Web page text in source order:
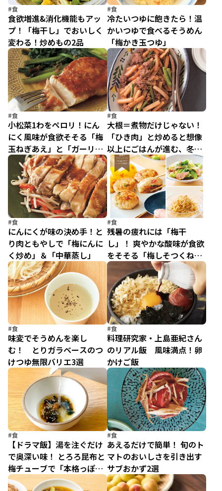
#食
食欲増進&消化機能もアッ
プ！「梅干し」でおいしく
変わる！炒めもの2品
#食
冷たいつゆに飽きたら！温
かいつゆで食べるそうめん
「梅かき玉つゆ」
#食
小松菜1わをペロリ！にん
にく風味が食欲そそる「梅
玉ねぎあえ」と「ガーリッ
クソテー」
#食
大根＝煮物だけじゃない！
「ひき肉」と炒めると想像
以上にごはんが進む、冬の
大根絶品レシピ2選
#食
にんにくが味の決め手！と
り肉ともやしで「梅にんに
く炒め」＆「中華蒸し」
#食
残暑の疲れには「梅干
し」！ 爽やかな酸味が食欲
をそそる「梅しそつくね」
の献立【夏バテ解消】
#食
味変でそうめんを楽し
む！ とりガラベースのつ
けつゆ無限バリエ3選
#食
料理研究家・上島亜紀さん
のリアル飯 風味満点！卵
かけご飯
#食
【ドラマ飯】湯を注ぐだけ
で奥深い味！ とろろ昆布と
梅チューブで「本格っぽい
お吸いもの」
#食
あえるだけで簡単！ 旬のト
マトのおいしさを引き出す
サブおかず2選